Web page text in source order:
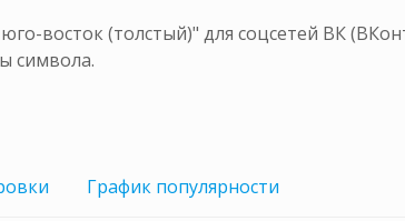
восток (толстый)" для соцсетей ВК
символа.
График популярности